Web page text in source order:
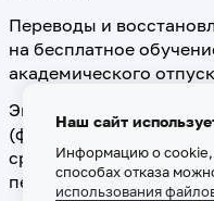
Переводы и
на бесплатное
академического
Экзамен по допуску к
(фармацевтической)
среднего
персонала
Наш сайт
Информацию о cookie,
способах отказа
использования